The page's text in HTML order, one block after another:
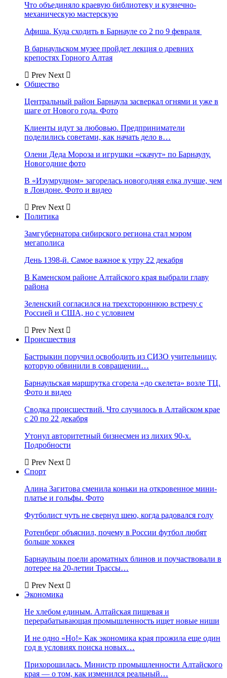
Что объединяло краевую библиотеку и кузнечно-
механическую мастерскую
Афиша. Куда сходить в Барнауле со 2 по 9 февраля
В барнаульском музее пройдет лекция о древних
крепостях Горного Алтая
Prev Next
Общество
Центральный район Барнаула засверкал огнями и уже в
шаге от Нового года. Фото
Клиенты идут за любовью. Предприниматели
поделились советами, как начать дело в…
Олени Деда Мороза и игрушки «скачут» по Барнаулу.
Новогодние фото
В «Изумрудном» загорелась новогодняя елка лучше, чем
в Лондоне. Фото и видео
Prev Next
Политика
Замгубернатора сибирского региона стал мэром
мегаполиса
День 1398-й. Самое важное к утру 22 декабря
В Каменском районе Алтайского края выбрали главу
района
Зеленский согласился на трехстороннюю встречу с
Россией и США, но с условием
Prev Next
Происшествия
Бастрыкин поручил освободить из СИЗО учительницу,
которую обвинили в совращении…
Барнаульская маршрутка сгорела «до скелета» возле ТЦ.
Фото и видео
Сводка происшествий. Что случилось в Алтайском крае
с 20 по 22 декабря
Утонул авторитетный бизнесмен из лихих 90-х.
Подробности
Prev Next
Спорт
Алина Загитова сменила коньки на откровенное мини-
платье и гольфы. Фото
Футболист чуть не свернул шею, когда радовался голу
Ротенберг объяснил, почему в России футбол любят
больше хоккея
Барнаульцы поели ароматных блинов и поучаствовали в
лотерее на 20-летии Трассы…
Prev Next
Экономика
Не хлебом единым. Алтайская пищевая и
перерабатывающая промышленность ищет новые ниши
И не одно «Но!» Как экономика края прожила еще один
год в условиях поиска новых…
Прихорошилась. Министр промышленности Алтайского
края — о том, как изменился реальный…